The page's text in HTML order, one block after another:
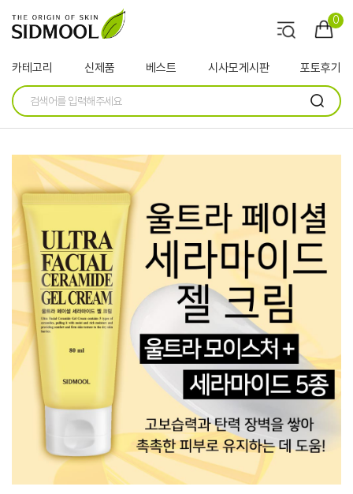
0
카테고리 신제품 베스트 시사모게시판 포토후기